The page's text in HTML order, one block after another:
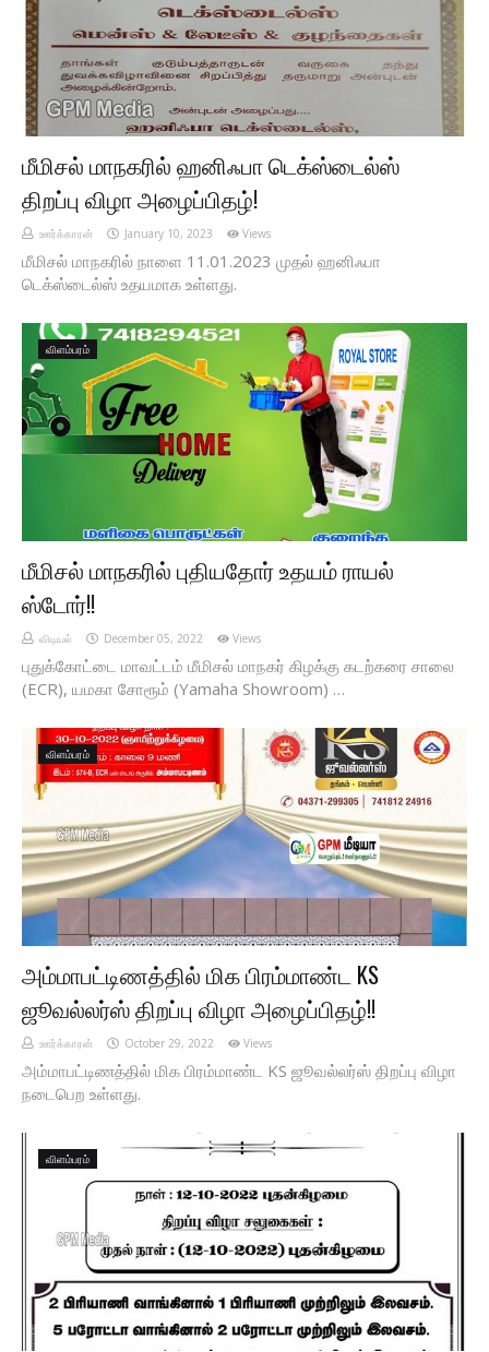
மீமிசல் மாநகரில் ஹனிஃபா டெக்ஸ்டைல்ஸ்
திறப்பு விழா அழைப்பிதழ்!
ஊர்க்காரன் January 10, 2023 Views
மீமிசல் மாநகரில் நாளை 11.01.2023 முதல் ஹனிஃபா
டெக்ஸ்டைல்ஸ் உதயமாக உள்ளது.
விளம்பரம்
மீமிசல் மாநகரில் புதியதோர் உதயம் ராயல்
ஸ்டோர்!!
விடியல் December 05, 2022 Views
புதுக்கோட்டை மாவட்டம் மீமிசல் மாநகர் கிழக்கு கடற்கரை சாலை
(ECR), யமகா சோரூம் (Yamaha Showroom) …
விளம்பரம்
அம்மாபட்டிணத்தில் மிக பிரம்மாண்ட KS
ஜூவல்லர்ஸ் திறப்பு விழா அழைப்பிதழ்!!
ஊர்க்காரன் October 29, 2022 Views
அம்மாபட்டிணத்தில் மிக பிரம்மாண்ட KS ஜூவல்லர்ஸ் திறப்பு விழா
நடைபெற உள்ளது.
விளம்பரம்